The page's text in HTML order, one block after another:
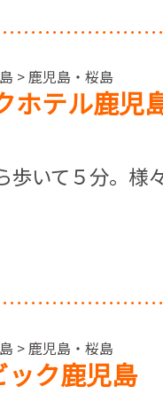
> 鹿児島・桜島
ホテル鹿児
歩いて５分。様
> 鹿児島・桜島
ック鹿児島